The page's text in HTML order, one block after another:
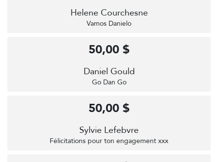
Helene Courchesne
Vamos Danielo
Daniel Gould
Go Dan Go
50,00 $
Sylvie Lefebvre
Félicitations pour ton engagement xxx
50,00 $